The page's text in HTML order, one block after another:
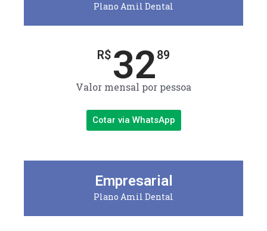
Plano Amil Dental
R$ 3289
Valor mensal por pessoa
Cotar via WhatsApp
Empresarial
Plano Amil Dental